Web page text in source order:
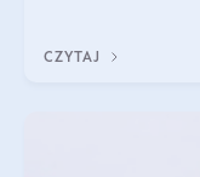
CZYTAJ